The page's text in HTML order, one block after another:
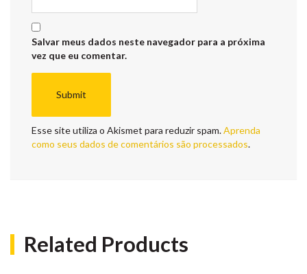
Salvar meus dados neste navegador para a próxima
vez que eu comentar.
Esse site utiliza o Akismet para reduzir spam.Aprenda
como seus dados de comentários são processados.
Related Products